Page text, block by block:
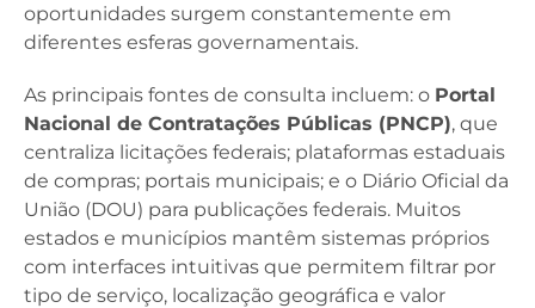
oportunidades surgem constantemente em
diferentes esferas governamentais.
As principais fontes de consulta incluem: o Portal
Nacional de Contratações Públicas (PNCP), que
centraliza licitações federais; plataformas estaduais
de compras; portais municipais; e o Diário Oficial da
União (DOU) para publicações federais. Muitos
estados e municípios mantêm sistemas próprios
com interfaces intuitivas que permitem filtrar por
tipo de serviço, localização geográfica e valor